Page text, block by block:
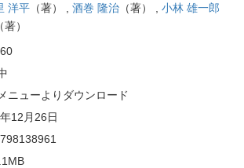
洋平 （著） , 酒巻 隆治 （著） , 小林 雄一郎
（著）
ニューよりダウンロード
12月26日